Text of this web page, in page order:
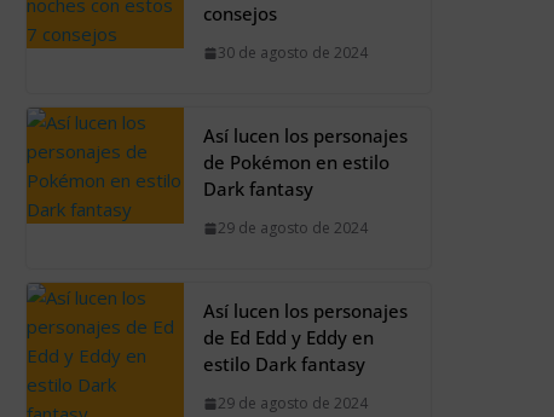
consejos
30 de agosto de 2024
Así lucen los personajes
de Pokémon en estilo
Dark fantasy
29 de agosto de 2024
Así lucen los personajes
de Ed Edd y Eddy en
estilo Dark fantasy
29 de agosto de 2024